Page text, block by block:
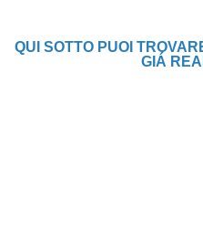
QUI SOTTO PUOI
GIÁ